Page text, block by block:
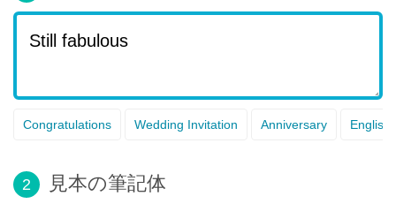
Congratulations Wedding Invitation Anniversary English
2 見本の筆記体